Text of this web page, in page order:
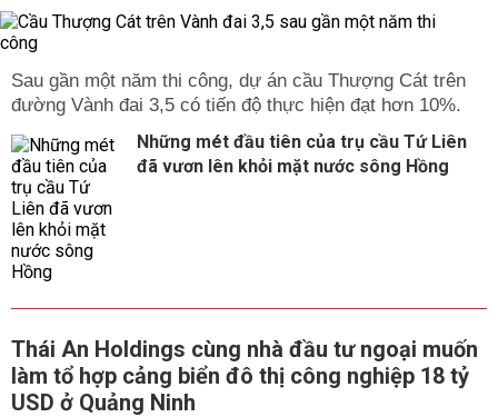
Sau gần một năm thi công, dự án cầu Thượng Cát trên
đường Vành đai 3,5 có tiến độ thực hiện đạt hơn 10%.
Những mét đầu tiên của trụ cầu Tứ Liên
đã vươn lên khỏi mặt nước sông Hồng
Thái An Holdings cùng nhà đầu tư ngoại muốn
làm tổ hợp cảng biển đô thị công nghiệp 18 tỷ
USD ở Quảng Ninh